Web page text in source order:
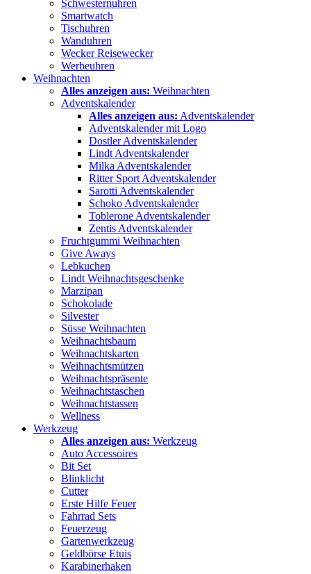
Schwesternuhren
Smartwatch
Tischuhren
Wanduhren
Wecker Reisewecker
Werbeuhren
Weihnachten
Alles anzeigen aus: Weihnachten
Adventskalender
Alles anzeigen aus: Adventskalender
Adventskalender mit Logo
Dostler Adventskalender
Lindt Adventskalender
Milka Adventskalender
Ritter Sport Adventskalender
Sarotti Adventskalender
Schoko Adventskalender
Toblerone Adventskalender
Zentis Adventskalender
Fruchtgummi Weihnachten
Give Aways
Lebkuchen
Lindt Weihnachtsgeschenke
Marzipan
Schokolade
Silvester
Süsse Weihnachten
Weihnachtsbaum
Weihnachtskarten
Weihnachtsmützen
Weihnachtspräsente
Weihnachtstaschen
Weihnachtstassen
Wellness
Werkzeug
Alles anzeigen aus: Werkzeug
Auto Accessoires
Bit Set
Blinklicht
Cutter
Erste Hilfe Feuer
Fahrrad Sets
Feuerzeug
Gartenwerkzeug
Geldbörse Etuis
Karabinerhaken